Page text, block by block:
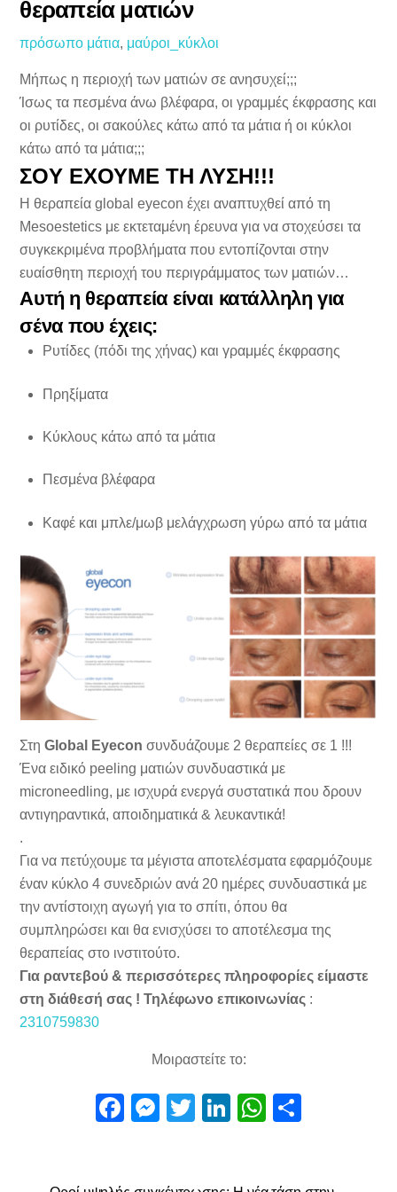
θεραπεία ματιών
πρόσωπο μάτια, μαύροι_κύκλοι
Μήπως η περιοχή των ματιών σε ανησυχεί;;;
Ίσως τα πεσμένα άνω βλέφαρα, οι γραμμές έκφρασης και
οι ρυτίδες, οι σακούλες κάτω από τα μάτια ή οι κύκλοι
κάτω από τα μάτια;;;
ΣOY ΕΧΟΥΜΕ ΤΗ ΛΥΣΗ!!!
Η θεραπεία global eyecon έχει αναπτυχθεί από τη
Mesoestetics με εκτεταμένη έρευνα για να στοχεύσει τα
συγκεκριμένα προβλήματα που εντοπίζονται στην
ευαίσθητη περιοχή του περιγράμματος των ματιών…
Αυτή η θεραπεία είναι κατάλληλη για
σένα που έχεις:
Ρυτίδες (πόδι της χήνας) και γραμμές έκφρασης
Πρηξίματα
Κύκλους κάτω από τα μάτια
Πεσμένα βλέφαρα
Καφέ και μπλε/μωβ μελάγχρωση γύρω από τα μάτια
ΣτηGlobal Eyecon συνδυάζουμε 2 θεραπείες σε 1 !!!
Ένα ειδικό peeling ματιών συνδυαστικά με
microneedling, με ισχυρά ενεργά συστατικά που δρουν
αντιγηραντικά, αποιδηματικά & λευκαντικά!
.
Για να πετύχουμε τα μέγιστα αποτελέσματα εφαρμόζουμε
έναν κύκλο 4 συνεδριών ανά 20 ημέρες συνδυαστικά με
την αντίστοιχη αγωγή για το σπίτι, όπου θα
συμπληρώσει και θα ενισχύσει το αποτέλεσμα της
θεραπείας στο ινστιτούτο.
Για ραντεβού & περισσότερες πληροφορίες είμαστε
στη διάθεσή σας ! Τηλέφωνο επικοινωνίας :
2310759830
Μοιραστείτε το:
F
M
T
Li
W